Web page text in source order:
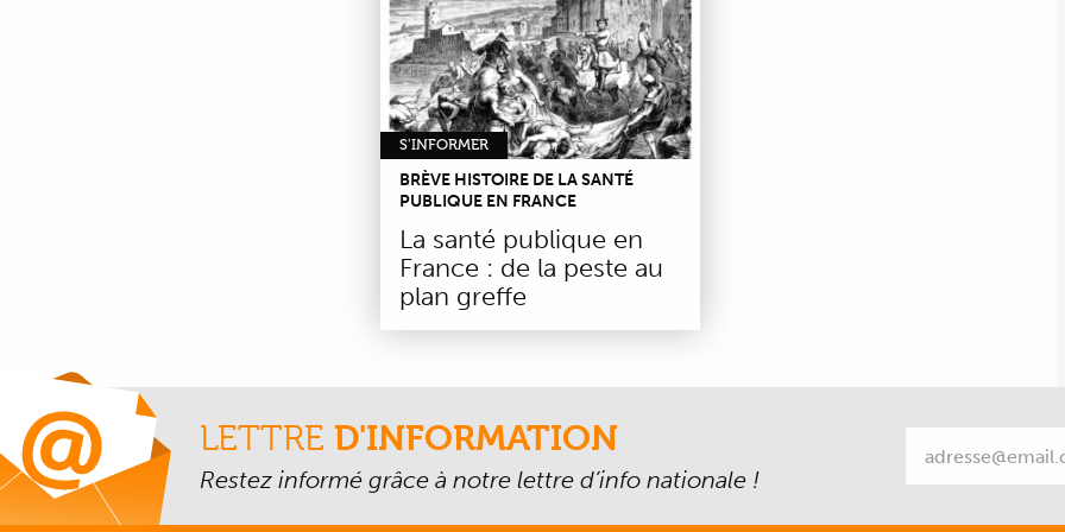
S'INFORMER
BRÈVE HISTOIRE DE LA SANTÉ
PUBLIQUE EN FRANCE
La santé publique en
France : de la peste au
plan greffe
LETTRE D'INFORMATION
Restez informé grâce à notre lettre d’info nationale !